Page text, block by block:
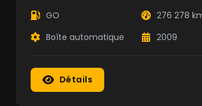
GO
276 278
Boîte automatique
2009
Détails